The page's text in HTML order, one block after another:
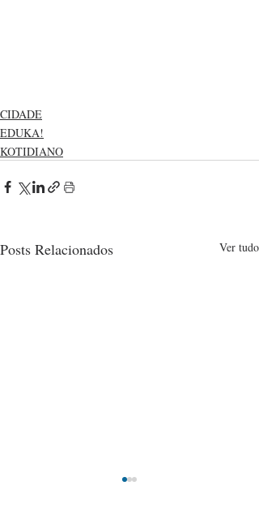
CIDADE
EDUKA!
KOTIDIANO
Posts Relacionados Ver tudo